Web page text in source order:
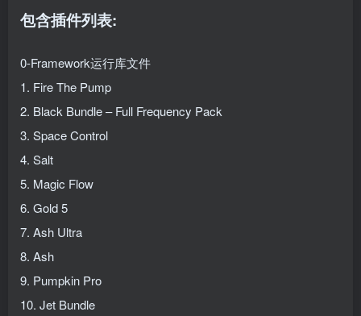
包含插件列表:
0-Framework运行库文件
1. Fire The Pump
2. Black Bundle – Full Frequency Pack
3. Space Control
4. Salt
5. Magic Flow
6. Gold 5
7. Ash Ultra
8. Ash
9. Pumpkin Pro
10. Jet Bundle